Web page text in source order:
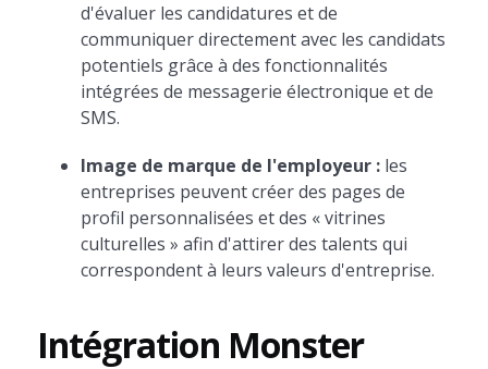
d'évaluer les candidatures et de
communiquer directement avec les candidats
potentiels grâce à des fonctionnalités
intégrées de messagerie électronique et de
SMS.
Image de marque de l'employeur :les
entreprises peuvent créer des pages de
profil personnalisées et des « vitrines
culturelles » afin d'attirer des talents qui
correspondent à leurs valeurs d'entreprise.
Intégration Monster